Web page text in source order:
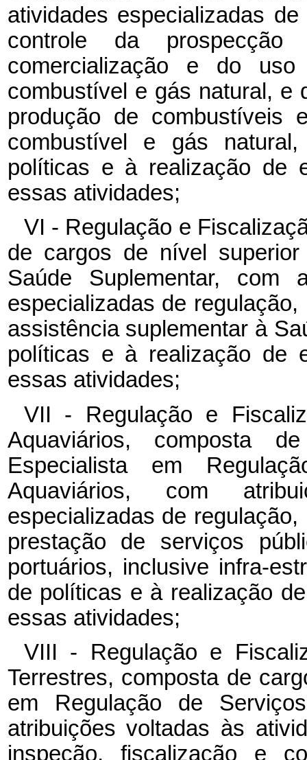
atividades especializadas
controle da
comercialização e do
combustível e gás natural, e
produção de combustíveis
combustível e gás
políticas e à realização de
essas atividades;
VI - Regulação e
de cargos de nível
Saúde Suplementar, com
especializadas de
assistência suplementar à
políticas e à realização de
essas atividades;
VII - Regulação e
Aquaviários, composta
Especialista em
Aquaviários, com
especializadas de
prestação de serviços
portuários, inclusive infra-
de políticas e à realização
essas atividades;
VIII - Regulação e
Terrestres, composta de
em Regulação de
atribuições voltadas às
inspeção, fiscalização e